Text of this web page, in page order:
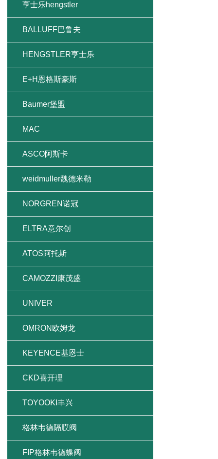
亨士乐hengstler
BALLUFF巴鲁夫
HENGSTLER亨士乐
E+H恩格斯豪斯
Baumer堡盟
MAC
ASCO阿斯卡
weidmuller魏德米勒
NORGREN诺冠
ELTRA意尔创
ATOS阿托斯
CAMOZZI康茂盛
UNIVER
OMRON欧姆龙
KEYENCE基恩士
CKD喜开理
TOYOOKI丰兴
格林韦德隔膜阀
FIP格林韦德蝶阀